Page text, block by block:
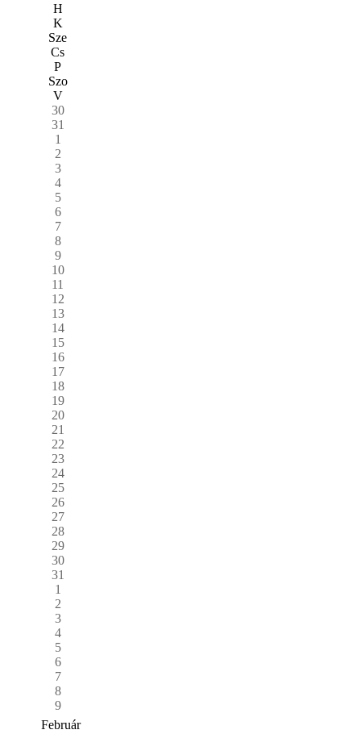
H
K
Sze
Cs
P
Szo
V
30
31
1
2
3
4
5
6
7
8
9
10
11
12
13
14
15
16
17
18
19
20
21
22
23
24
25
26
27
28
29
30
31
1
2
3
4
5
6
7
8
9
Február